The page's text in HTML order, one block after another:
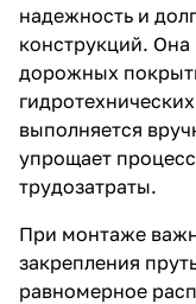
надежность и
конструкций.
дорожных
выполняется
упрощает
трудозатраты.
При монтаже
закрепления
равномерное